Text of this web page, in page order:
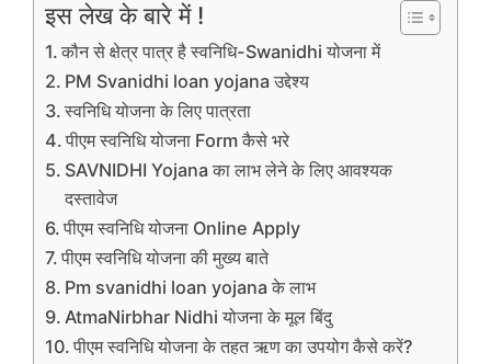
इस लेख के बारे में !
कौन से क्षेत्र पात्र है स्वनिधि-Swanidhi योजना में
PM Svanidhi loan yojana उद्देश्य
स्वनिधि योजना के लिए पात्रता
पीएम स्वनिधि योजना Form कैसे भरे
SAVNIDHI Yojana का लाभ लेने के लिए आवश्यक
दस्तावेज
पीएम स्वनिधि योजना Online Apply
पीएम स्वनिधि योजना की मुख्य बाते
Pm svanidhi loan yojana के लाभ
AtmaNirbhar Nidhi योजना के मूल बिंदु
पीएम स्वनिधि योजना के तहत ऋण का उपयोग कैसे करें?